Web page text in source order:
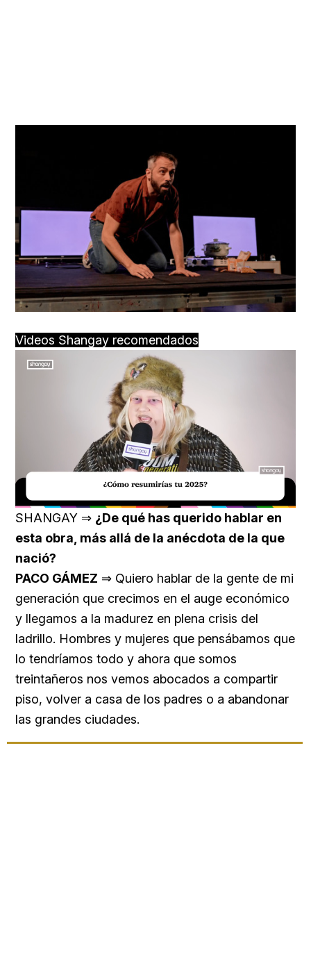
Videos Shangay recomendados
Unmute Loaded:
18.59%
SHANGAY ⇒ ¿De qué has querido hablar en
esta obra, más allá de la anécdota de la que
nació?
PACO GÁMEZ ⇒ Quiero hablar de la gente de mi
generación que crecimos en el auge económico
y llegamos a la madurez en plena crisis del
ladrillo. Hombres y mujeres que pensábamos que
lo tendríamos todo y ahora que somos
treintañeros nos vemos abocados a compartir
piso, volver a casa de los padres o a abandonar
las grandes ciudades.